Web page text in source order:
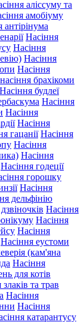
аліссуму та
амобіуму
антірінума
Насіння
Насіння
Насіння
Насіння
насіння брахікоми
Насіння будлеї
Насіння
Насіння
Насіння
гацанії Насіння
Насіння
Насіння
Насіння годеції
горошку
Насіння
дельфінію
Насіння
Насіння
Насіння
Насіння еустоми
(кам'яна
Насіння
для котів
та трав
Насіння
Насіння
катарантусу